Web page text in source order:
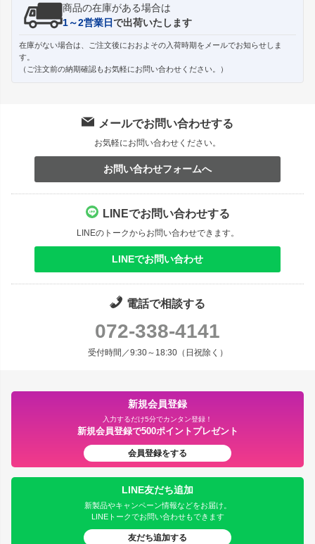
商品の在庫がある場合は
1～2営業日で出荷いたします
在庫がない場合は、ご注文後におおよその入荷時期をメールでお知らせしま
す。
（ご注文前の納期確認もお気軽にお問い合わせください。）
メールでお問い合わせする
お気軽にお問い合わせください。
お問い合わせフォームへ
LINEでお問い合わせする
LINEのトークからお問い合わせできます。
LINEでお問い合わせ
電話で相談する
072-338-4141
受付時間／9:30～18:30（日祝除く）
新規会員登録
入力するだけ5分でカンタン登録！
新規会員登録で500ポイントプレゼント
会員登録をする
LINE友だち追加
新製品やキャンペーン情報などをお届け。
LINEトークでお問い合わせもできます
友だち追加する